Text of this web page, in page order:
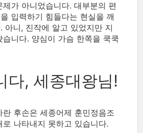
가 아니었습니다. 대부분의 편
입력하기 힘들다는 현실을 깨
아니, 진작에 알고 있었지만 지
습니다. 양심이 가슴 한쪽을 쿡쿡
다, 세종대왕님!
란 후손은 세종어제 훈민정음조
나타내지 못하고 있습니다.